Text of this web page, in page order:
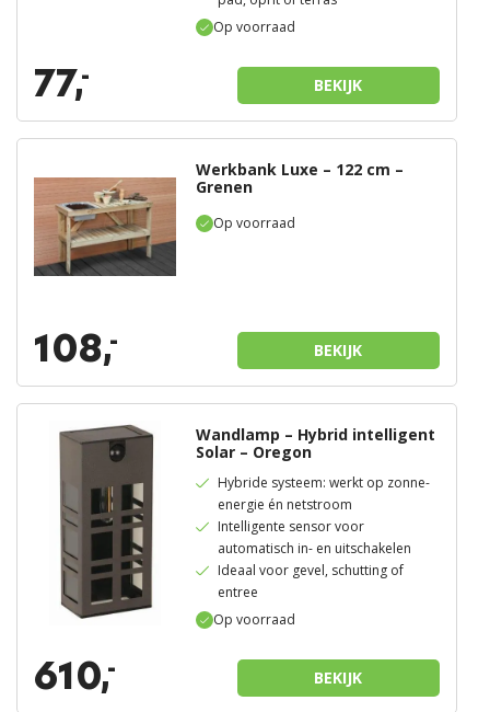
Op voorraad
77,- BEKIJK
Op voorraad
Werkbank Luxe – 122 cm –
Grenen
108,- BEKIJK
Op voorraad
Wandlamp – Hybrid intelligent
Solar – Oregon
Hybride systeem: werkt op zonne-
energie én netstroom
Intelligente sensor voor
automatisch in- en uitschakelen
Ideaal voor gevel, schutting of
entree
610,- BEKIJK